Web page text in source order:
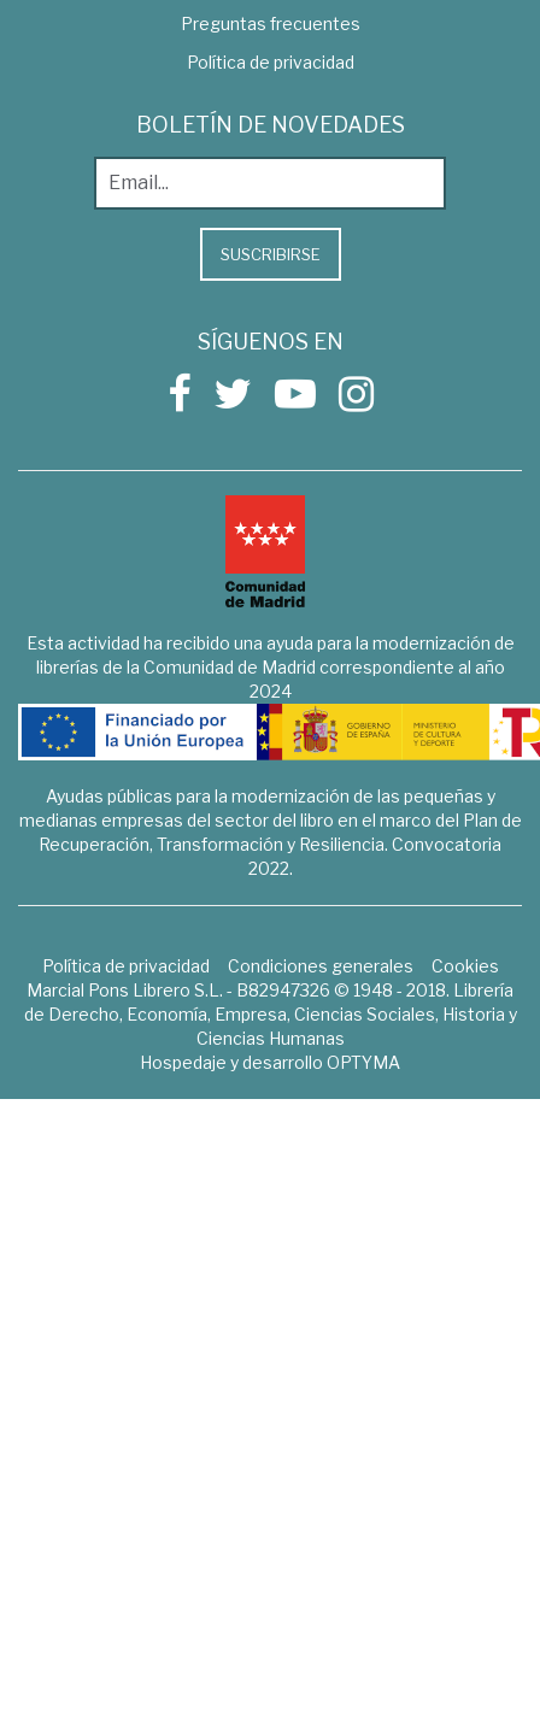
Preguntas frecuentes
Política de privacidad
BOLETÍN DE NOVEDADES
SUSCRIBIRSE
SÍGUENOS EN
Esta actividad ha recibido una ayuda para la modernización de
librerías de la Comunidad de Madrid correspondiente al año
2024
Ayudas públicas para la modernización de las pequeñas y
medianas empresas del sector del libro en el marco del Plan de
Recuperación, Transformación y Resiliencia. Convocatoria
2022.
Política de privacidad Condiciones generales
Cookies
Marcial Pons Librero S.L. - B82947326 © 1948 - 2018. Librería
de Derecho, Economía, Empresa, Ciencias Sociales, Historia y
Ciencias Humanas
Hospedaje y desarrollo OPTYMA